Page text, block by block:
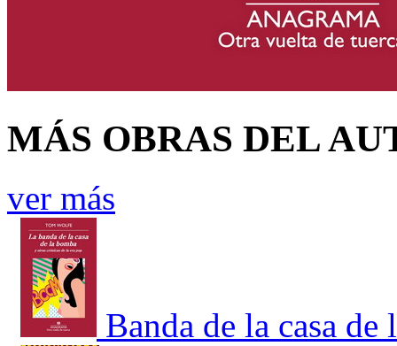
MÁS OBRAS DEL
ver más
Banda de la casa